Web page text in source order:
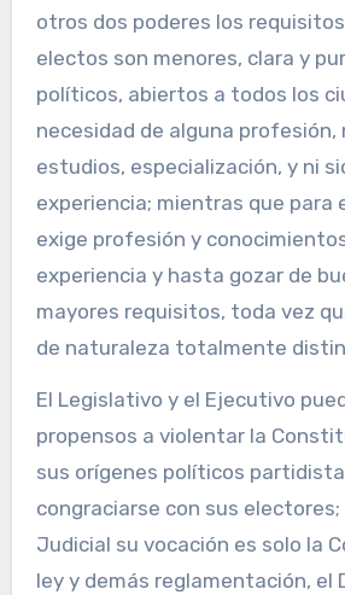
otros dos poderes los
electos son menores, clara y
políticos, abiertos a todos los
necesidad de alguna profesión,
estudios, especialización, y ni
experiencia; mientras que para
exige profesión y
experiencia y hasta gozar de
mayores requisitos, toda vez
de naturaleza totalmente
El Legislativo y el Ejecutivo
propensos a violentar la
sus orígenes políticos
congraciarse con sus
Judicial su vocación es solo la
ley y demás reglamentación, el